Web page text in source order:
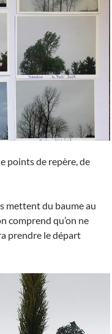
points de repère, de
mettent du baume au
comprend qu’on ne
prendre le départ